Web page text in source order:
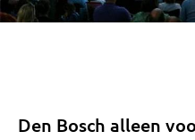
Den Bosch alleen